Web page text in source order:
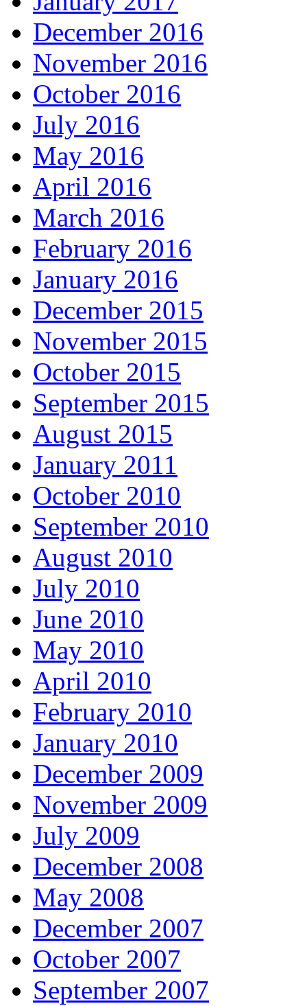
December 2016
November 2016
October 2016
July 2016
May 2016
April 2016
March 2016
February 2016
January 2016
December 2015
November 2015
October 2015
September 2015
August 2015
January 2011
October 2010
September 2010
August 2010
July 2010
June 2010
May 2010
April 2010
February 2010
January 2010
December 2009
November 2009
July 2009
December 2008
May 2008
December 2007
October 2007
September 2007